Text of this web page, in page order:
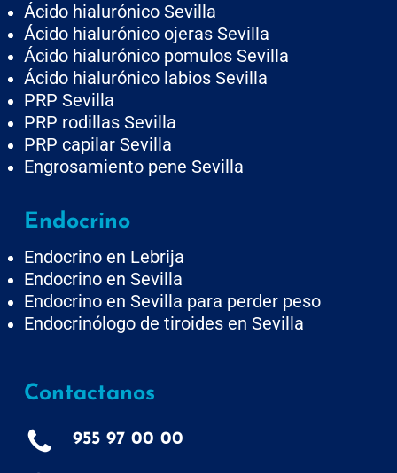
Ácido hialurónico Sevilla
Ácido hialurónico ojeras Sevilla
Ácido hialurónico pomulos Sevilla
Ácido hialurónico labios Sevilla
PRP Sevilla
PRP rodillas Sevilla
PRP capilar Sevilla
Engrosamiento pene Sevilla
Endocrino
Endocrino en Lebrija
Endocrino en Sevilla
Endocrino en Sevilla para perder peso
Endocrinólogo de tiroides en Sevilla
Contactanos
955 97 00 00